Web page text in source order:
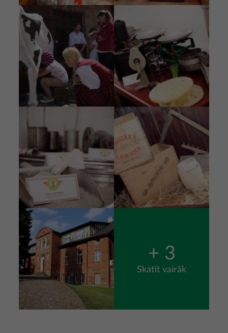
Attēls
Attēls
Attēls
+ 3
Skatīt vairāk